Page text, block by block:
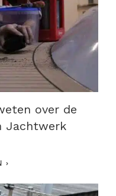
over de
Jachtwerk